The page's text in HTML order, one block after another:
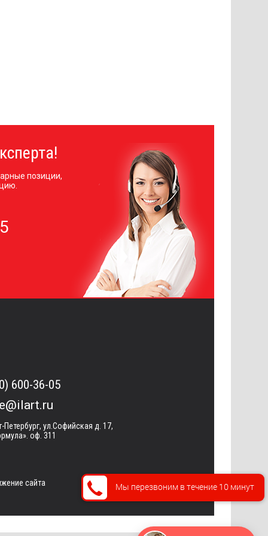
позиции,
600-36-05
Петербург, ул.Софийская д. 17,
оф. 311
сайта Мы перезвоним в течение 10 минут